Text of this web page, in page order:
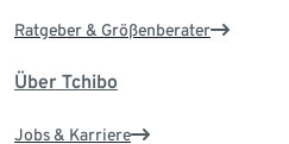
Ratgeber & Größenberater
Über Tchibo
Jobs & Karriere